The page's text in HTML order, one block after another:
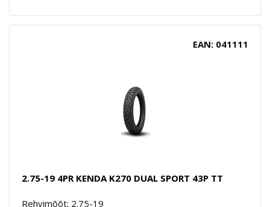
EAN: 041111
2.75-19 4PR KENDA K270 DUAL SPORT 43P TT
Rehvimõõt: 2.75-19